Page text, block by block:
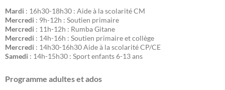
Mardi : 16h30-18h30 : Aide à la scolarité CM
Mercredi : 9h-12h : Soutien primaire
Mercredi : 11h-12h : Rumba Gitane
Mercredi : 14h-16h : Soutien primaire et collège
Mercredi : 14h30-16h30 Aide à la scolarité CP/CE
Samedi : 14h-15h30 : Sport enfants 6-13 ans
Programme adultes et ados